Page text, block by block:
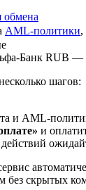
обмена
AML-политики,
Банк RUB —
шагов:
и AML-
и
скрытых